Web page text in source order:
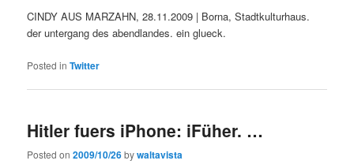
CINDY AUS MARZAHN, 28.11.2009 | Borna, Stadtkulturhaus.
der untergang des abendlandes. ein glueck.
Posted in Twitter
Hitler fuers iPhone: iFüher. …
Posted on2009/10/26bywaltavista